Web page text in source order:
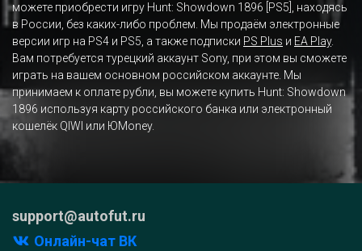
можете приобрести игру Hunt: Showdown 1896 [PS5], находясь
в России, без каких-либо проблем. Мы продаём электронные
версии игр на PS4 и PS5, а также подписки PS Plus и EA Play.
Вам потребуется турецкий аккаунт Sony, при этом вы сможете
играть на вашем основном российском аккаунте. Мы
принимаем к оплате рубли, вы можете купить Hunt: Showdown
1896 используя карту российского банка или электронный
кошелёк QIWI или ЮMoney.
support@autofut.ru
Онлайн-чат ВК